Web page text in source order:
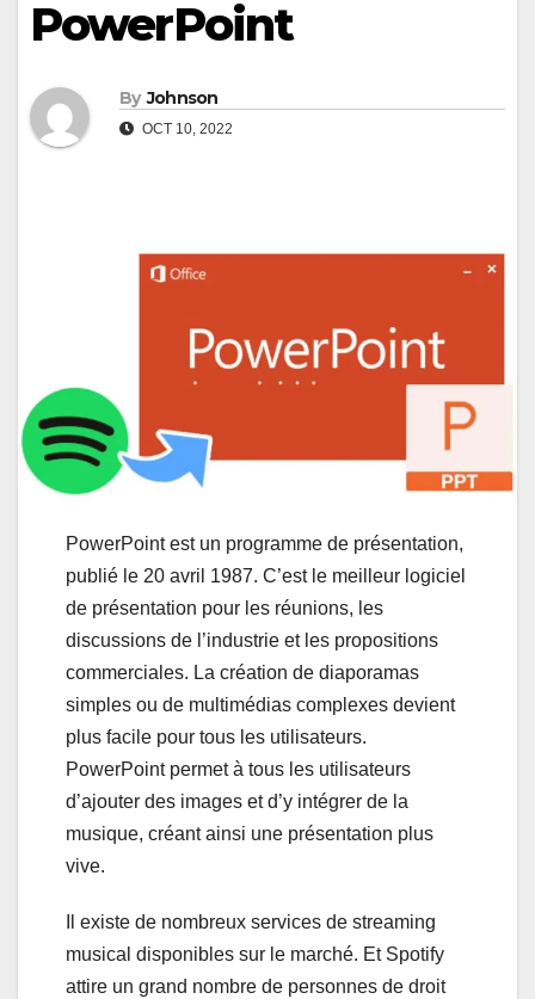
PowerPoint
By Johnson
OCT 10, 2022
PowerPoint est un programme de présentation,
publié le 20 avril 1987. C’est le meilleur logiciel
de présentation pour les réunions, les
discussions de l’industrie et les propositions
commerciales. La création de diaporamas
simples ou de multimédias complexes devient
plus facile pour tous les utilisateurs.
PowerPoint permet à tous les utilisateurs
d’ajouter des images et d’y intégrer de la
musique, créant ainsi une présentation plus
vive.
Il existe de nombreux services de streaming
musical disponibles sur le marché. Et Spotify
attire un grand nombre de personnes de droit